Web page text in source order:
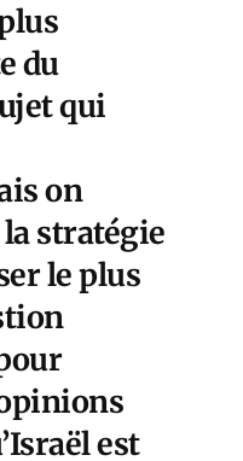
du
qui
on
stratégie
le plus
est